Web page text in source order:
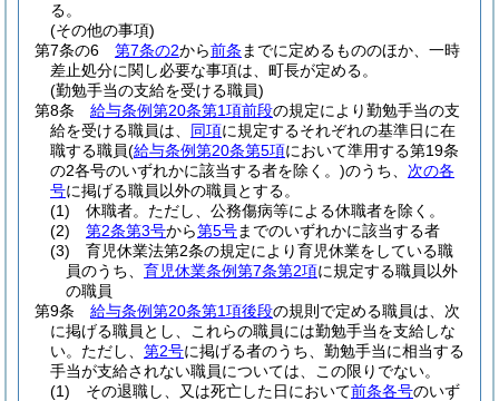
る。
(その他の事項)
第7条の6
第7条の2から前条 までに定めるもののほか、一時
差止処分に関し必要な事項は、町長が定める。
(勤勉手当の支給を受ける職員)
第8条
給与条例第20条第1項前段の規定により勤勉手当の支
給を受ける職員は、 同項に規定するそれぞれの基準日に在
職する職員(給与条例第20条第5項において準用する第19条
の2各号のいずれかに該当する者を除く。)のうち、 次の各
号に掲げる職員以外の職員とする。
(1)
休職者。 ただし、公務傷病等による休職者を除く。
(2)
第2条第3号から第5号までのいずれかに該当する者
(3)
育児休業法第2条の規定により育児休業をしている職
員のうち、 育児休業条例第7条第2項に規定する職員以外
の職員
第9条
給与条例第20条第1項後段の規則で定める職員は、次
に掲げる職員とし、これらの職員には勤勉手当を支給しな
い。 ただし、 第2号に掲げる者のうち、勤勉手当に相当する
手当が支給されない職員については、この限りでない。
(1)
その退職し、又は死亡した日において前条各号のいず